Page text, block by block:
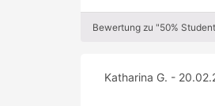
Bewertung zu "50%
Katharina G. -